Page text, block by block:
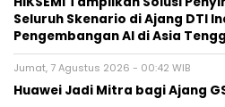
Seluruh Skenario di Ajang DTI
Pengembangan AI di Asia
Jumat, 7 Agustus 2026 - 00:42 WIB
Huawei Jadi Mitra bagi Ajang